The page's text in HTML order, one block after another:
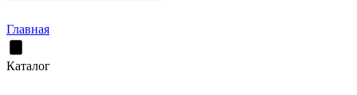
Главная
Каталог